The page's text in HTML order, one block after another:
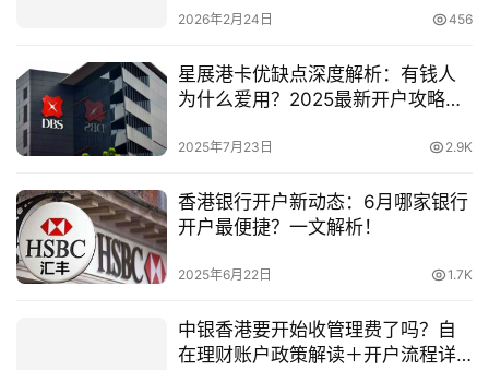
2026年2月24日 456
星展港卡优缺点深度解析：有钱人
为什么爱用？2025最新开户攻略来
2025年7月23日 2.9K
香港银行开户新动态：6月哪家银行
开户最便捷？一文解析！
2025年6月22日 1.7K
中银香港要开始收管理费了吗？自
在理财账户政策解读＋开户流程详